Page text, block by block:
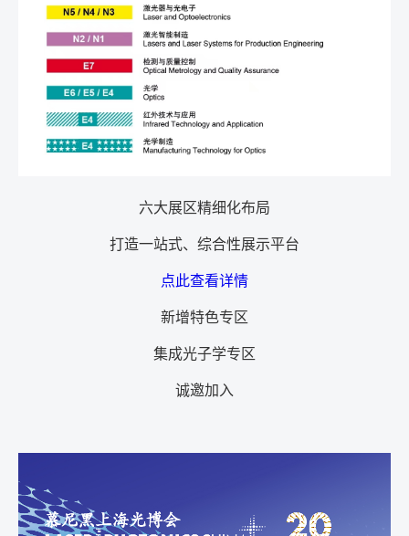
六大展区精细化布局
打造一站式、综合性展示平台
点此查看详情
新增特色专区
集成光子学专区
诚邀加入